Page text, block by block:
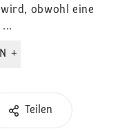
obwohl eine
WEITERLESEN +
Teilen